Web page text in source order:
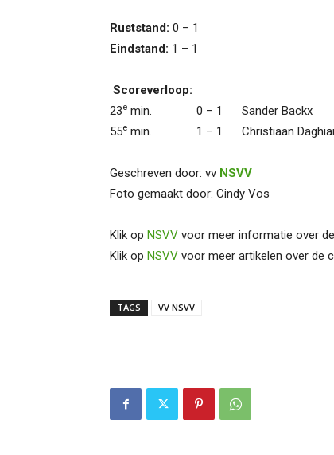
Ruststand: 0 – 1
Eindstand: 1 – 1
Scoreverloop:
23e min. 0 – 1 Sander Backx
55e min. 1 – 1 Christiaan
Geschreven door: vv NSVV
Foto gemaakt door: Cindy Vos
Klik op NSVV voor meer informatie over
Klik op NSVV voor meer artikelen over de
TAGS VV NSVV